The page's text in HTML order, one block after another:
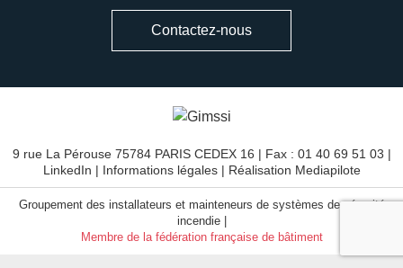
Contactez-nous
9 rue La Pérouse 75784 PARIS CEDEX 16 | Fax : 01 40 69 51 03 |
LinkedIn | Informations légales| Réalisation Mediapilote
Groupement des installateurs et mainteneurs de systèmes de sécurité
incendie |
Membre de la fédération française de bâtiment